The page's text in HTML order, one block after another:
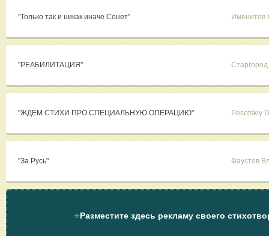
"Только так и никак иначе Сонет" Именитов
"РЕАБИЛИТАЦИЯ"
"ЖДЁМ СТИХИ ПРО СПЕЦИАЛЬНУЮ ОПЕРАЦИЮ" Pesotskiy
"За Русь" Фаустов
⭐Разместите здесь рекламу своего